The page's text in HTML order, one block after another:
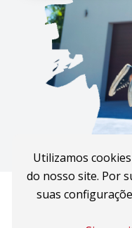
Utilizamos
do nosso site. Por
suas